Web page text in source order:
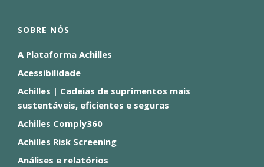
SOBRE NÓS
A Plataforma Achilles
Acessibilidade
Achilles | Cadeias de suprimentos mais
sustentáveis, eficientes e seguras
Achilles Comply360
Achilles Risk Screening
Análises e relatórios